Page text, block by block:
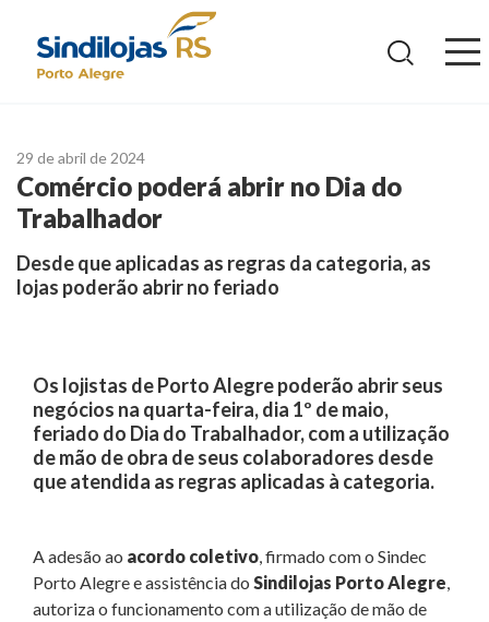
29 de abril de 2024
Comércio poderá abrir no Dia do
Trabalhador
Desde que aplicadas as regras da categoria, as
lojas poderão abrir no feriado
Os lojistas de Porto Alegre poderão abrir seus
negócios na quarta-feira, dia 1º de maio,
feriado do Dia do Trabalhador, com a utilização
de mão de obra de seus colaboradores desde
que atendida as regras aplicadas à categoria.
A adesão ao acordo coletivo, firmado com o Sindec
Porto Alegre e assistência do Sindilojas Porto Alegre,
autoriza o funcionamento com a utilização de mão de